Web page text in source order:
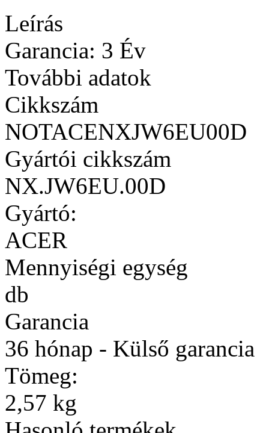
Leírás
Garancia: 3 Év
További adatok
Cikkszám
NOTACENXJW6EU00D
Gyártói cikkszám
NX.JW6EU.00D
Gyártó:
ACER
Mennyiségi egység
db
Garancia
36 hónap - Külső garancia
Tömeg:
2,57 kg